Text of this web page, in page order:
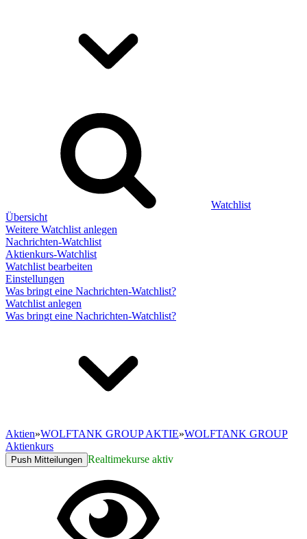
Watchlist
Übersicht
Weitere Watchlist anlegen
Nachrichten-Watchlist
Aktienkurs-Watchlist
Watchlist bearbeiten
Einstellungen
Was bringt eine Nachrichten-Watchlist?
Watchlist anlegen
Was bringt eine Nachrichten-Watchlist?
Aktien»WOLFTANK GROUP AKTIE»WOLFTANK GROUP
Aktienkurs
Push Mitteilungen Realtimekurse aktiv